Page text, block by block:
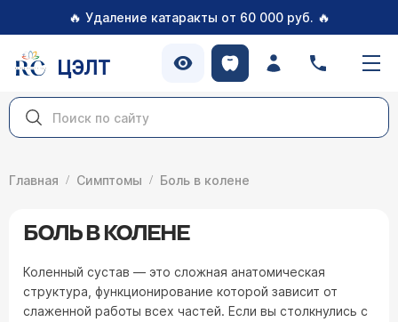
🔥 Удаление катаракты от 60 000 руб. 🔥
ЦЭЛТ
Главная Симптомы Боль в колене
БОЛЬ В КОЛЕНЕ
Коленный сустав — это сложная анатомическая
структура, функционирование которой зависит от
слаженной работы всех частей. Если вы столкнулись с